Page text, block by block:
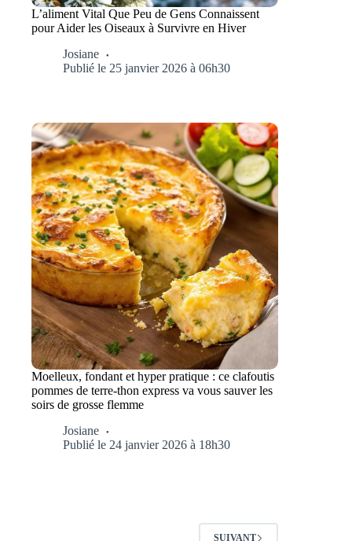
L’aliment Vital Que Peu de Gens Connaissent
pour Aider les Oiseaux à Survivre en Hiver
Josiane
Publié le 25 janvier 2026 à 06h30
Moelleux, fondant et hyper pratique : ce clafoutis
pommes de terre-thon express va vous sauver les
soirs de grosse flemme
Josiane
Publié le 24 janvier 2026 à 18h30
SUIVANT